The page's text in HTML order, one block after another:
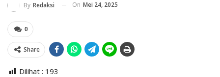
By Redaksi On Mei 24, 2025
0
Share
Dilihat : 193